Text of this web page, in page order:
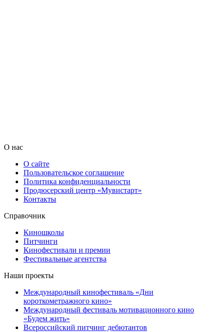
О нас
О сайте
Пользовательское соглашение
Политика конфиденциальности
Продюсерский центр «Мувистарт»
Контакты
Справочник
Киношколы
Питчинги
Кинофестивали и премии
Фестивальные агентства
Наши проекты
Международный кинофестиваль «Дни
короткометражного кино»
Международный фестиваль мотивационного кино
«Будем жить»
Всероссийский питчинг дебютантов